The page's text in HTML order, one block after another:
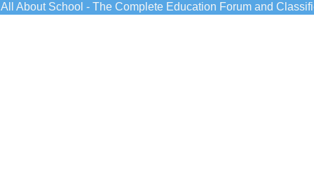
All About School - The Complete Education Forum and